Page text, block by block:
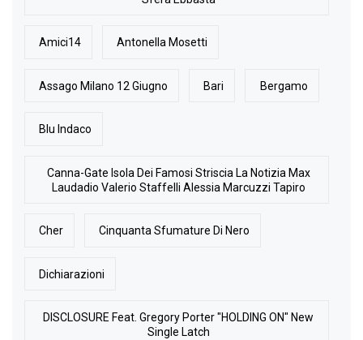
Amici14 Antonella Mosetti
Assago Milano 12 Giugno Bari Bergamo
Blu Indaco
Canna-Gate Isola Dei Famosi Striscia La Notizia Max
Laudadio Valerio Staffelli Alessia Marcuzzi Tapiro
Cher Cinquanta Sfumature Di Nero
Dichiarazioni
DISCLOSURE Feat. Gregory Porter "HOLDING ON" New
Single Latch